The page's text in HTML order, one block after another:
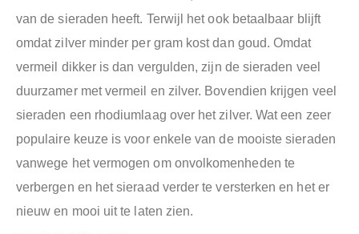
van de sieraden heeft. Terwijl het ook betaalbaar blijft
omdat zilver minder per gram kost dan goud. Omdat
vermeil dikker is dan vergulden, zijn de sieraden veel
duurzamer met vermeil en zilver. Bovendien krijgen veel
sieraden een rhodiumlaag over het zilver. Wat een zeer
populaire keuze is voor enkele van de mooiste sieraden
vanwege het vermogen om onvolkomenheden te
verbergen en het sieraad verder te versterken en het er
nieuw en mooi uit te laten zien.